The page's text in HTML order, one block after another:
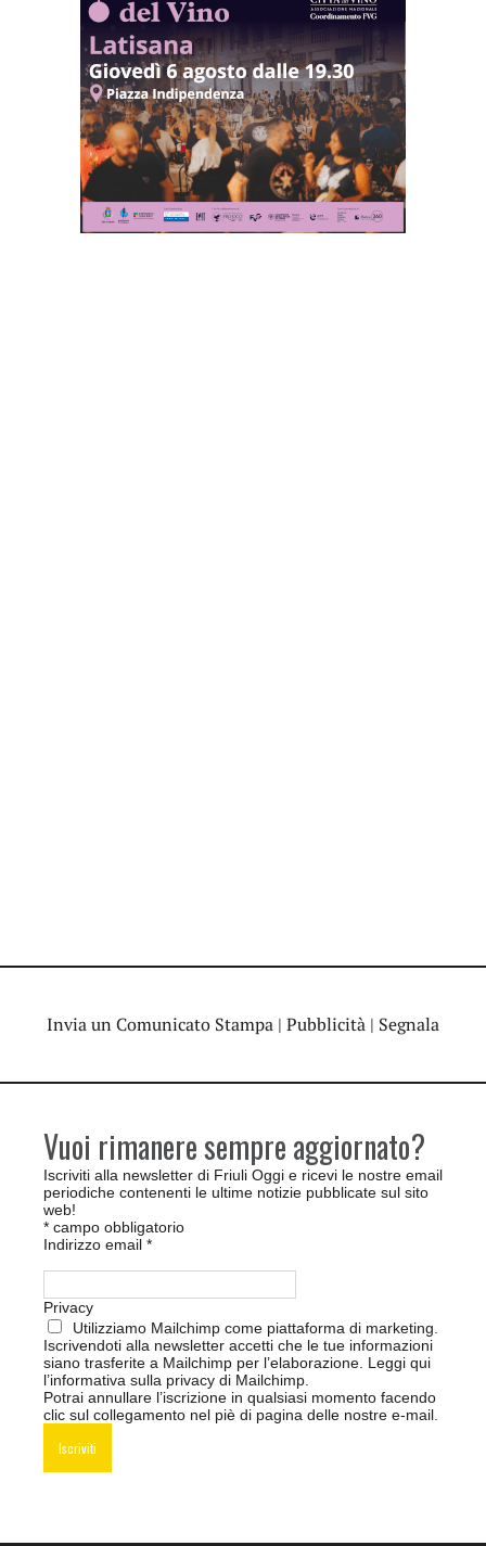
Invia un Comunicato Stampa | Pubblicità | Segnala
Vuoi rimanere sempre aggiornato?
Iscriviti alla newsletter di Friuli Oggi e ricevi le nostre email
periodiche contenenti le ultime notizie pubblicate sul sito
web!
* campo obbligatorio
Indirizzo email *
Privacy
Utilizziamo Mailchimp come piattaforma di marketing.
Iscrivendoti alla newsletter accetti che le tue informazioni
siano trasferite a Mailchimp per l’elaborazione. Leggi qui
l’informativa sulla privacy di Mailchimp
Potrai annullare l’iscrizione in qualsiasi momento facendo
clic sul collegamento nel piè di pagina delle nostre e-mail.